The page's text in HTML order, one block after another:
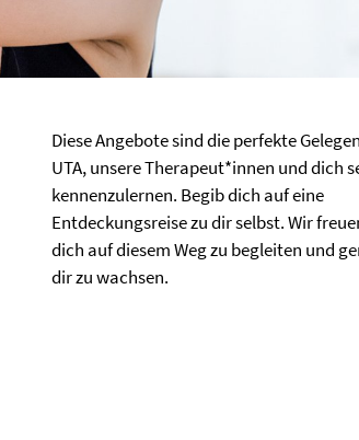
Diese Angebote sind die perfekte
UTA, unsere Therapeut*innen und dich
kennenzulernen. Begib dich auf eine
Entdeckungsreise zu dir selbst. Wir
dich auf diesem Weg zu begleiten und
dir zu wachsen.